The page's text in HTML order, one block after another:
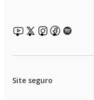
Site seguro